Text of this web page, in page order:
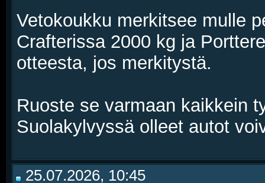
Vetokoukku merkitsee mulle
Crafterissa 2000 kg ja
otteesta, jos merkitystä.
Ruoste se varmaan kaikkein
Suolakylvyssä olleet autot
25.07.2026, 10:45